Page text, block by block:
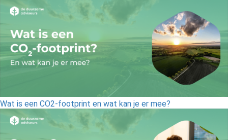
Wat is een CO2-footprint en wat kan je er mee?